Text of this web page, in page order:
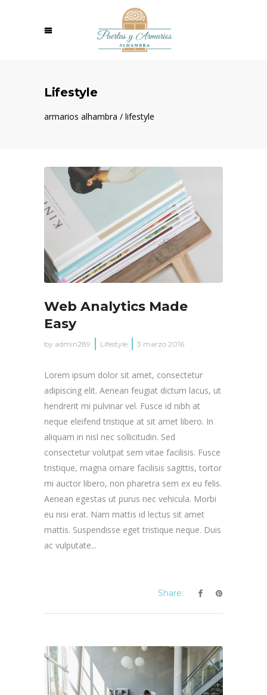
Lifestyle
armarios alhambra / lifestyle
Web Analytics Made
Easy
by admin289 Lifestyle 3 marzo 2016
Lorem ipsum dolor sit amet, consectetur
adipiscing elit. Aenean feugiat dictum lacus, ut
hendrerit mi pulvinar vel. Fusce id nibh at
neque eleifend tristique at sit amet libero. In
aliquam in nisl nec sollicitudin. Sed
consectetur volutpat sem vitae facilisis. Fusce
tristique, magna ornare facilisis sagittis, tortor
mi auctor libero, non pharetra sem ex eu felis.
Aenean egestas ut purus nec vehicula. Morbi
eu nisi erat. Nam mattis id lectus sit amet
mattis. Suspendisse eget tristique neque. Duis
ac vulputate...
Share: